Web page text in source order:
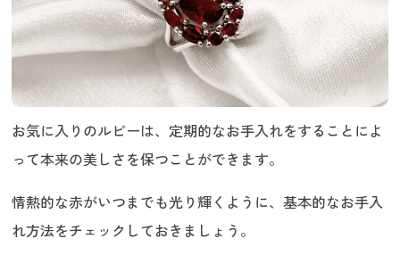
お気に入りのルビーは、定期的なお手入れをすることによ
って本来の美しさを保つことができます。
情熱的な赤がいつまでも光り輝くように、基本的なお手入
れ方法をチェックしておきましょう。